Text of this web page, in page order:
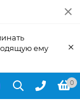
ему
×
0